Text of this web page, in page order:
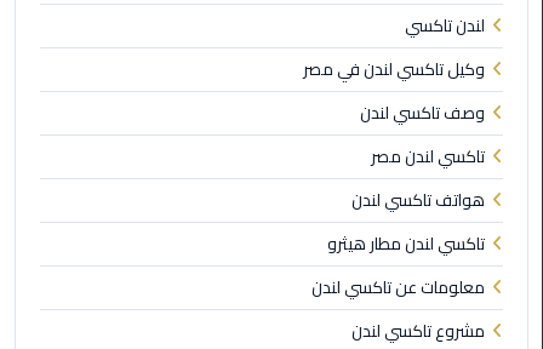
ليموزين
مايو
ليموزين
حلوان
ليموزين
الإسماعيلية
ليموزين
المنوفية
لندن تاكسي
وكيل تاكسي لندن في مصر
وصف تاكسي لندن
تاكسي لندن مصر
هواتف تاكسي لندن
تاكسي لندن مطار هيثرو
معلومات عن تاكسي لندن
مشروع تاكسي لندن